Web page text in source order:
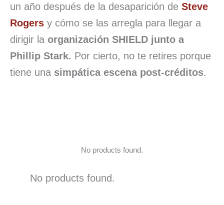
un año después de la desaparición de Steve
Rogers y cómo se las arregla para llegar a
dirigir la organización SHIELD junto a
Phillip Stark. Por cierto, no te retires porque
tiene una simpática escena post-créditos.
No products found.
No products found.